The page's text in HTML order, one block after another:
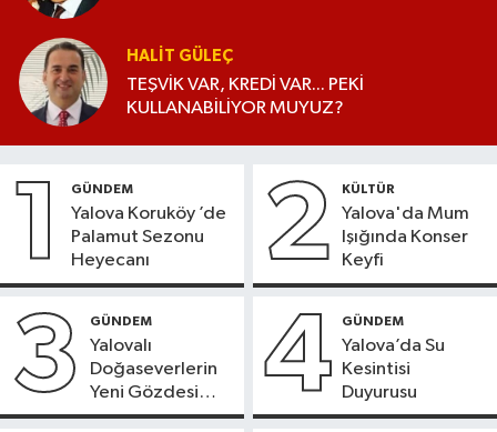
HALIT GÜLEÇ
TEŞVİK VAR, KREDİ VAR... PEKİ
KULLANABİLİYOR MUYUZ?
1 GÜNDEM
Yalova Koruköy ’de
Palamut Sezonu
Heyecanı
2 KÜLTÜR
Yalova'da Mum
Işığında Konser
Keyfi
3 GÜNDEM
Yalovalı
Doğaseverlerin
Yeni Gözdesi
Bolu'daki Meyve
4 GÜNDEM
Yalova’da Su
Kesintisi
Duyurusu